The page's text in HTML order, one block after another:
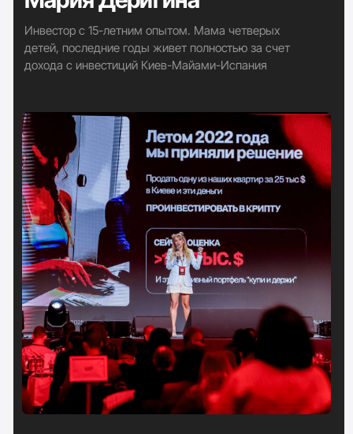
+380
3 августа в 20:00
по Киеву
СПЕЦПРЕДЛОЖЕНИЕ ДЛЯ ПОДПИСЧИКОВ
НАТАЛЬИ ПАВЛОВНЫ КАПЦОВОЙ
ПЕРВЫЕ 30 МЕСТ БЕСПЛАТНО
+6 690 $
Всех жду в эфире!
После ввода данных - обязательно переходите
в группу в WhatsApp, именно там будут все
подарки и сам тренинг